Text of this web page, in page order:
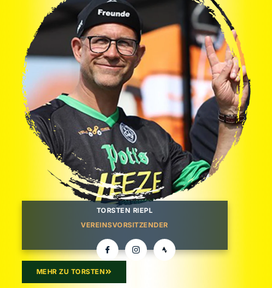
TORSTEN RIEPL
VEREINSVORSITZENDER
MEHR ZU TORSTEN